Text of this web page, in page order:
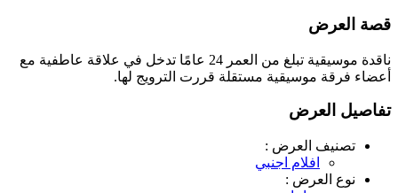
قصة العرض
ناقدة موسيقية تبلغ من العمر 24 عامًا تدخل في علاقة عاطفية مع
أعضاء فرقة موسيقية مستقلة قررت الترويج لها.
تفاصيل العرض
تصنيف العرض :
افلام اجنبي
نوع العرض :